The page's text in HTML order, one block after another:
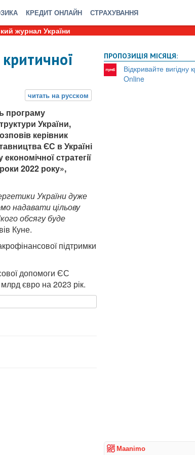
КРЕДИТ ОНЛАЙН СТРАХУВАННЯ
журнал України
програму
України,
керівник
ЄС в Україні
стратегії
2022 року»,
України дуже
надавати цільову
обсягу буде
Куне.
підтримки
допомоги ЄС
євро на 2023 рік.
ПРОПОЗИЦІЯ МІСЯЦЯ:
Відкривайте
Online